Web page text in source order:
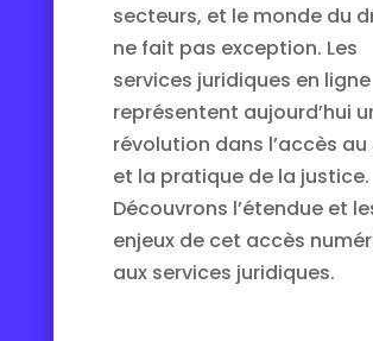
secteurs, et le monde du
ne fait pas exception. Les
services juridiques en ligne
représentent aujourd’hui
révolution dans l’accès
et la pratique de la justice.
Découvrons l’étendue et
enjeux de cet accès
aux services juridiques.